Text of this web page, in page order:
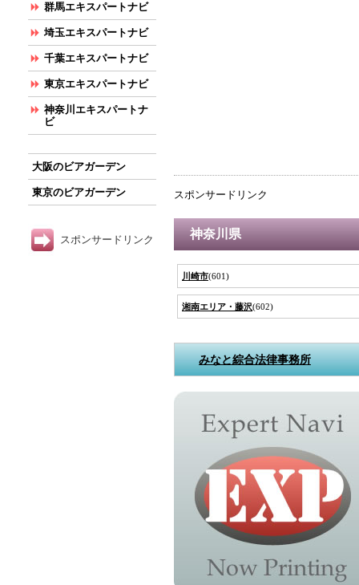
スポンサードリンク
神奈川県
川崎市(601)
湘南エリア・藤沢(602)
みなと綜合法律事務所
群馬エキスパートナビ
埼玉エキスパートナビ
千葉エキスパートナビ
東京エキスパートナビ
神奈川エキスパートナ
ビ
大阪のビアガーデン
東京のビアガーデン
スポンサードリンク